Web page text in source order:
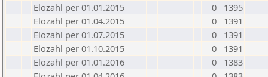
Elozahl per 01.01.2015
0
1395
Elozahl per 01.04.2015
0
1391
Elozahl per 01.07.2015
0
1391
Elozahl per 01.10.2015
0
1391
Elozahl per 01.01.2016
0
1383